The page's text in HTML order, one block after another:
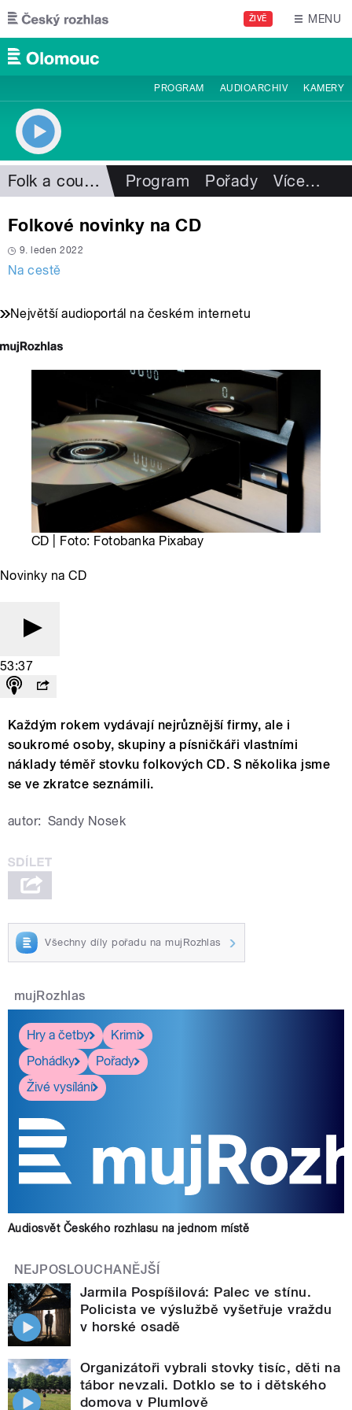
Přejít k hlavnímu obsahu
ŽIVĚ MENU
PROGRAM AUDIOARCHIV KAMERY
Folk a country Program Pořady Více…
Folkové novinky na CD
9. leden 2022
Na cestě
Největší audioportál na českém internetu
CD | Foto: Fotobanka Pixabay
Novinky na CD
53:37
Každým rokem vydávají nejrůznější firmy, ale i
soukromé osoby, skupiny a písničkáři vlastními
náklady téměř stovku folkových CD. S několika jsme
se ve zkratce seznámili.
autor: Sandy Nosek
Všechny díly pořadu na mujRozhlas
mujRozhlas
Hry a četby
Krimi
Pohádky
Pořady
Živé vysílání
Audiosvět Českého rozhlasu na jednom místě
NEJPOSLOUCHANĚJŠÍ
Jarmila Pospíšilová: Palec ve stínu.
Policista ve výslužbě vyšetřuje vraždu
v horské osadě
Organizátoři vybrali stovky tisíc, děti na
tábor nevzali. Dotklo se to i dětského
domova v Plumlově